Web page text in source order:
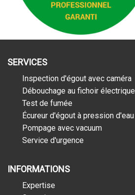
SERVICES
Inspection d'égout avec caméra
Débouchage au fichoir électrique
Test de fumée
Écureur d'égout à pression d'eau
Pompage avec vacuum
Service d'urgence
INFORMATIONS
Expertise